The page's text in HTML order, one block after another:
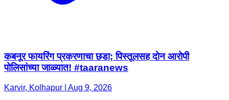
कबनूर फायरिंग प्रकरणाचा छडा; पिस्तूलसह दोन आरोपी
पोलिसांच्या जाळ्यात! #taaranews
Karvir, Kolhapur | Aug 9, 2026